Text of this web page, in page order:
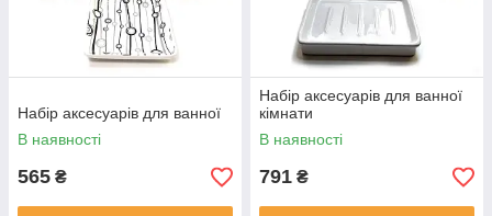
Набір аксесуарів для ванної
В наявності
565 ₴
Набір аксесуарів для ванної
кімнати
В наявності
791 ₴